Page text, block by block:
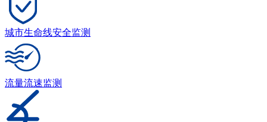
城市生命线安全监测
流量流速监测